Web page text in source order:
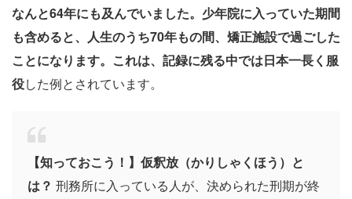
なんと64年にも及んでいました。少年院に入っていた期間
も含めると、人生のうち70年もの間、矯正施設で過ごした
ことになります。これは、記録に残る中では日本一長く服
役した例とされています。
【知っておこう！】仮釈放（かりしゃくほう）と
は？ 刑務所に入っている人が、決められた刑期が終